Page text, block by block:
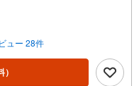
年を迎えることができま
日のご見学も対応可能で
1分！☆ご予約は『朝日土
物グループは地域密着を
を目指しております。広
ざいます。色々廻ったけど
ュー 28件
）